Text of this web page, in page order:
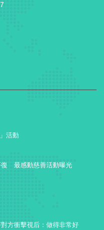
活動
復 最感動慈善活動曝光
方衝擊視后：做得非常好